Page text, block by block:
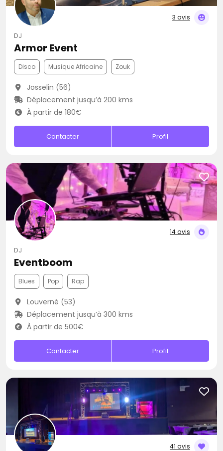
3 avis
DJ
Armor Event
Disco Musique Africaine Zouk
Josselin (56)
Déplacement jusqu’à 200 kms
À partir de 180€
Contacter Profil
14 avis
DJ
Eventboom
Blues Pop Rap
Louverné (53)
Déplacement jusqu’à 300 kms
À partir de 500€
Contacter Profil
41 avis